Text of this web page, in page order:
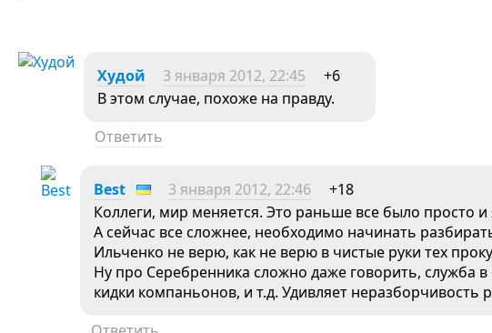
Худой 3 января 2012, 22:45
+6
В этом случае, похоже на правду.
Ответить
Best 3 января 2012, 22:46
+18
Коллеги, мир меняется. Это раньше все было просто
А сейчас все сложнее, необходимо начинать
Ильченко не верю, как не верю в чистые руки тех
Ну про Серебренника сложно даже говорить, служба в
кидки компаньонов, и т.д. Удивляет неразборчивость